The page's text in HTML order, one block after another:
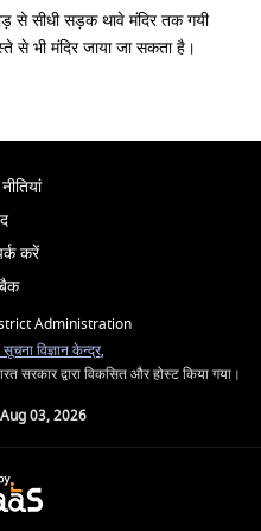
से सीधी सड़क थावे मंदिर तक गयी
से भी मंदिर जाया जा सकता है।
करें
Administration
सूचना विज्ञान केन्द्र,
सरकार द्वारा विकसित और होस्ट किया गया।
Aug 03, 2026